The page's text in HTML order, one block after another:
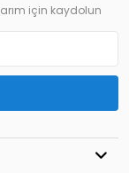
için kaydolun